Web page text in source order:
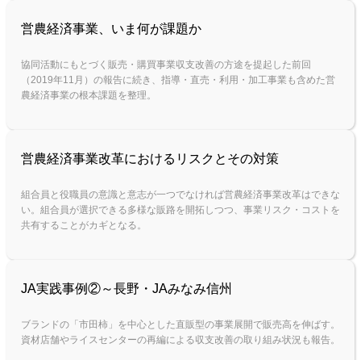
営農経済事業、いま何が課題か
協同活動にもとづく販売・購買事業収支改善の方途を提起した前回
（2019年11月）の報告に続き、指導・直売・利用・加工事業も含めた営
農経済事業の根本課題を整理。
営農経済事業改革におけるリスクとその対策
組合員と役職員の意識と意志が一つでなければ営農経済事業改革はできな
い。組合員が選択できる多様な販路を開拓しつつ、事業リスク・コストを
共有することがカギとなる。
JA実践事例②～長野・JAみなみ信州
ブランドの「市田柿」を中心とした直販型の事業展開で販売高を伸ばす。
資材店舗やライスセンターの再編による収支改善の取り組み状況も報告。